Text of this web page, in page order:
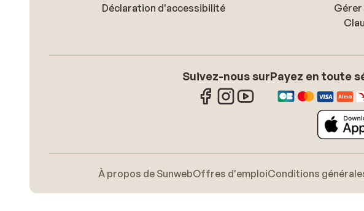
Déclaration d'accessibilité
Suivez-nous surPayez en toute
À propos de SunwebOffres d'emploiConditions